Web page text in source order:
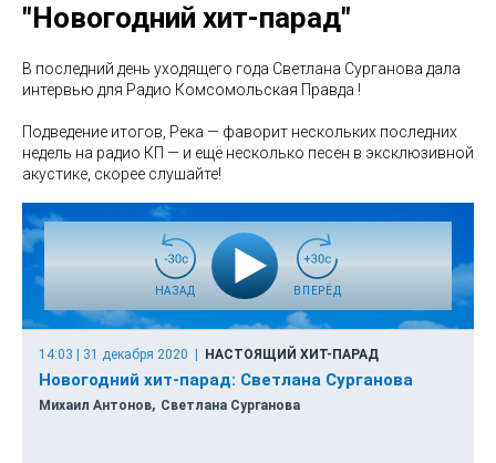
"Новогодний хит-парад"
В последний день уходящего года Светлана Сурганова дала
интервью для Радио Комсомольская Правда !
Подведение итогов, Река — фаворит нескольких последних
недель на радио КП — и ещё несколько песен в эксклюзивной
акустике, скорее слушайте!